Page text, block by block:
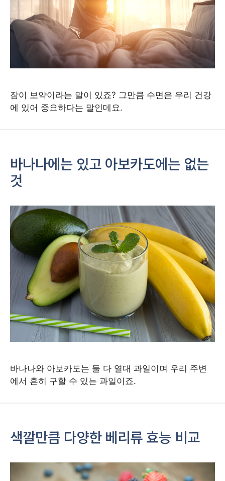
잠이 보약이라는 말이 있죠? 그만큼 수면은 우리 건강
에 있어 중요하다는 말인데요.
바나나에는 있고 아보카도에는 없는
것
바나나와 아보카도는 둘 다 열대 과일이며 우리 주변
에서 흔히 구할 수 있는 과일이죠.
색깔만큼 다양한 베리류 효능 비교